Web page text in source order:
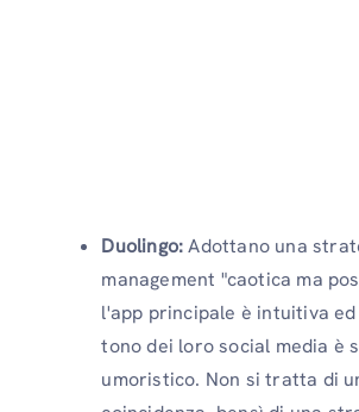
Duolingo:Adottano una
management "caotica ma
l'app principale è intuitiva
tono dei loro social media è
umoristico. Non si tratta di